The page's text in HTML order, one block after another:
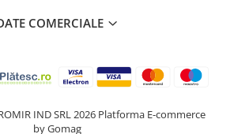
COMERCIALE
IND SRL 2026 Platforma E-commerce
by Gomag